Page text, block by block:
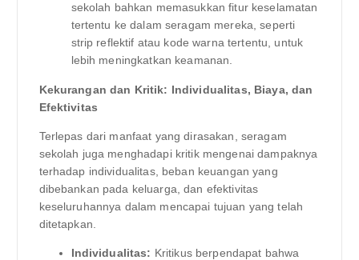
sekolah bahkan memasukkan fitur keselamatan
tertentu ke dalam seragam mereka, seperti
strip reflektif atau kode warna tertentu, untuk
lebih meningkatkan keamanan.
Kekurangan dan Kritik: Individualitas, Biaya, dan
Efektivitas
Terlepas dari manfaat yang dirasakan, seragam
sekolah juga menghadapi kritik mengenai dampaknya
terhadap individualitas, beban keuangan yang
dibebankan pada keluarga, dan efektivitas
keseluruhannya dalam mencapai tujuan yang telah
ditetapkan.
Individualitas: Kritikus berpendapat bahwa